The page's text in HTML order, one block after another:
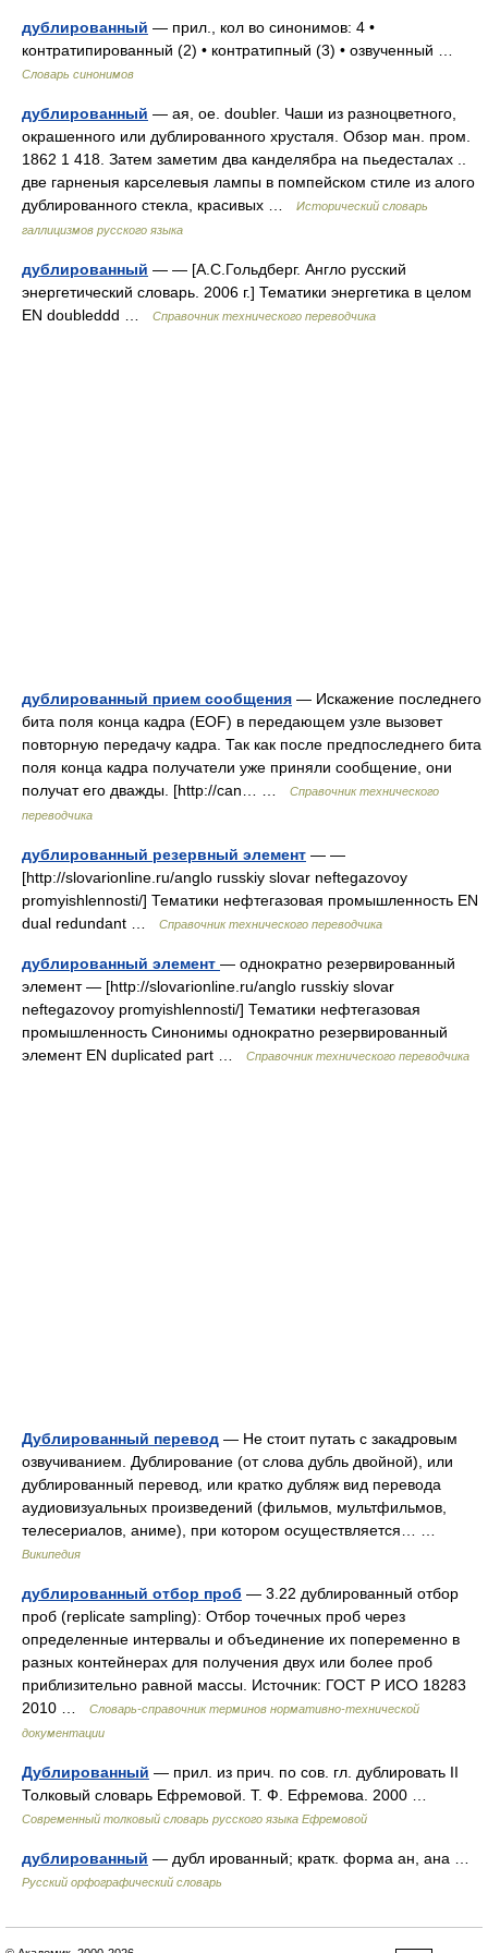
дублированный — прил., кол во синонимов: 4 •
контратипированный (2) • контратипный (3) • озвученный …
Словарь синонимов
дублированный — ая, ое. doubler. Чаши из разноцветного,
окрашенного или дублированного хрусталя. Обзор ман. пром.
1862 1 418. Затем заметим два канделябра на пьедесталах ..
две гарненыя карселевыя лампы в помпейском стиле из алого
дублированного стекла, красивых …
Исторический словарь
галлицизмов русского языка
дублированный — — [А.С.Гольдберг. Англо русский
энергетический словарь. 2006 г.] Тематики энергетика в целом
EN doubleddd …
Справочник технического переводчика
дублированный прием сообщения — Искажение последнего
бита поля конца кадра (EOF) в передающем узле вызовет
повторную передачу кадра. Так как после предпоследнего бита
поля конца кадра получатели уже приняли сообщение, они
получат его дважды. [http://can… …
Справочник технического
переводчика
дублированный резервный элемент — —
[http://slovarionline.ru/anglo russkiy slovar neftegazovoy
promyishlennosti/] Тематики нефтегазовая промышленность EN
dual redundant …
Справочник технического переводчика
дублированный элемент — однократно резервированный
элемент — [http://slovarionline.ru/anglo russkiy slovar
neftegazovoy promyishlennosti/] Тематики нефтегазовая
промышленность Синонимы однократно резервированный
элемент EN duplicated part …
Справочник технического переводчика
Дублированный перевод — Не стоит путать с закадровым
озвучиванием. Дублирование (от слова дубль двойной), или
дублированный перевод, или кратко дубляж вид перевода
аудиовизуальных произведений (фильмов, мультфильмов,
телесериалов, аниме), при котором осуществляется… …
Википедия
дублированный отбор проб — 3.22 дублированный отбор
проб (replicate sampling): Отбор точечных проб через
определенные интервалы и объединение их попеременно в
разных контейнерах для получения двух или более проб
приблизительно равной массы. Источник: ГОСТ Р ИСО 18283
2010 …
Словарь-справочник терминов нормативно-технической
документации
Дублированный — прил. из прич. по сов. гл. дублировать II
Толковый словарь Ефремовой. Т. Ф. Ефремова. 2000 …
Современный толковый словарь русского языка Ефремовой
дублированный — дубл ированный; кратк. форма ан, ана …
Русский орфографический словарь